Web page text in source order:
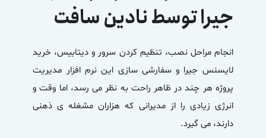
جیرا توسط نادین سافت
انجام مراحل نصب، تنظیم کردن سرور و دیتابیس، خرید
لایسنس جیرا و سفارشی سازی این نرم افزار مدیریت
پروژه هر چند در ظاهر راحت به نظر می رسد، اما وقت و
انرژی زیادی را از مدیرانی که هزاران مشغله ی ذهنی
دارند، می گیرد.